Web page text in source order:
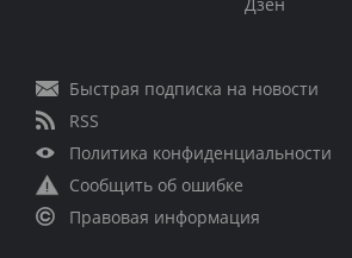
Быстрая подписка на новости
RSS
Политика конфиденциальности
Сообщить об ошибке
Правовая информация